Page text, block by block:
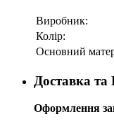
Виробник:
Колір:
Основний
Доставка
Оформлення